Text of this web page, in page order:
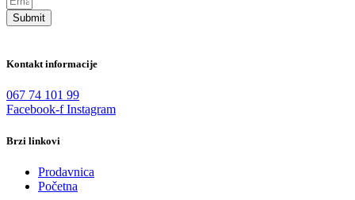
Submit
Kontakt informacije
067 74 101 99
Facebook-f Instagram
Brzi linkovi
Prodavnica
Početna